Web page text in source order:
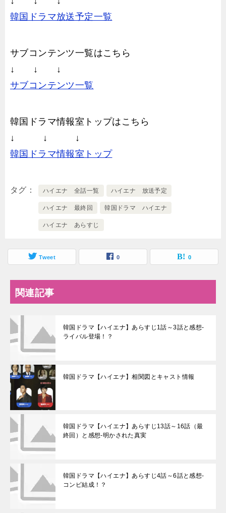
韓国ドラマ放送予定一覧
サブコンテンツ一覧はこちら
↓ ↓ ↓
サブコンテンツ一覧
韓国ドラマ情報室トップはこちら
↓ ↓ ↓
韓国ドラマ情報室トップ
タグ ハイエナ 全話一覧 ハイエナ 放送予定
ハイエナ 最終回 韓国ドラマ ハイエナ
ハイエナ あらすじ
Tweet 0 0
関連記事
韓国ドラマ【ハイエナ】あらすじ1話～3話と感想-
ライバル登場！？
韓国ドラマ【ハイエナ】相関図とキャスト情報
韓国ドラマ【ハイエナ】あらすじ13話～16話（最
終回）と感想-明かされた真実
韓国ドラマ【ハイエナ】あらすじ4話～6話と感想-
コンビ結成！？